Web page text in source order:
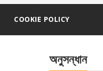
COOKIE POLICY
অনুসন্ধান